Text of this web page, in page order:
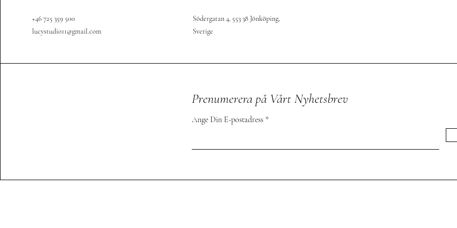
n
Kontaktuppgifter
+46 725 359 500
lucystudio11@gmail.com
Södergatan 4, 553 38 Jönköping,
Sverige
Prenumerera på Vårt Nyhetsbrev
Ange Din E-postadress